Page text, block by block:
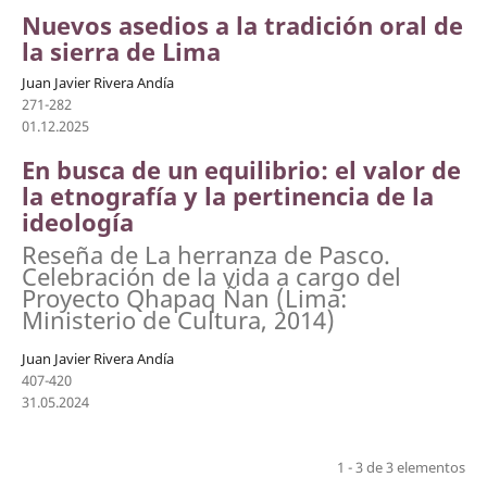
Nuevos asedios a la tradición oral de
la sierra de Lima
Juan Javier Rivera Andía
271-282
01.12.2025
En busca de un equilibrio: el valor de
la etnografía y la pertinencia de la
ideología
Reseña de La herranza de Pasco.
Celebración de la vida a cargo del
Proyecto Qhapaq Ñan (Lima:
Ministerio de Cultura, 2014)
Juan Javier Rivera Andía
407-420
31.05.2024
1 - 3 de 3 elementos